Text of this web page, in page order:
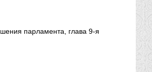
парламента, глава 9-я